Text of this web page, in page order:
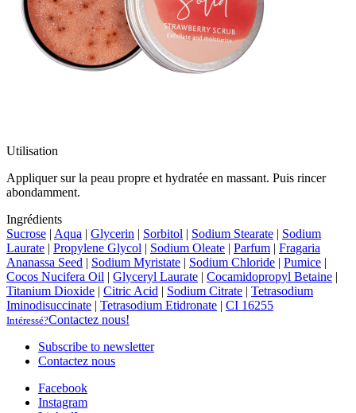
Utilisation
Appliquer sur la peau propre et hydratée en massant. Puis rincer
abondamment.
Ingrédients
Sucrose | Aqua | Glycerin | Sorbitol | Sodium Stearate | Sodium
Laurate | Propylene Glycol | Sodium Oleate | Parfum | Fragaria
Ananassa Seed | Sodium Myristate | Sodium Chloride | Pumice |
Cocos Nucifera Oil | Glyceryl Laurate | Cocamidopropyl Betaine |
Titanium Dioxide | Citric Acid | Sodium Citrate | Tetrasodium
Iminodisuccinate | Tetrasodium Etidronate | CI 16255
Intéressé?Contactez nous!
Subscribe to newsletter
Contactez nous
Facebook
Instagram